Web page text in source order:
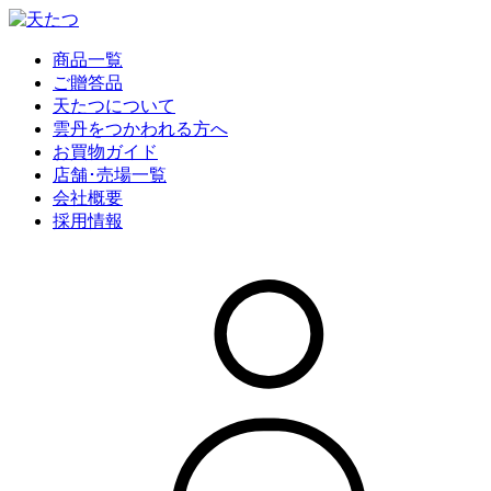
商品一覧
ご贈答品
天たつについて
雲丹をつかわれる方へ
お買物ガイド
店舗･売場一覧
会社概要
採用情報